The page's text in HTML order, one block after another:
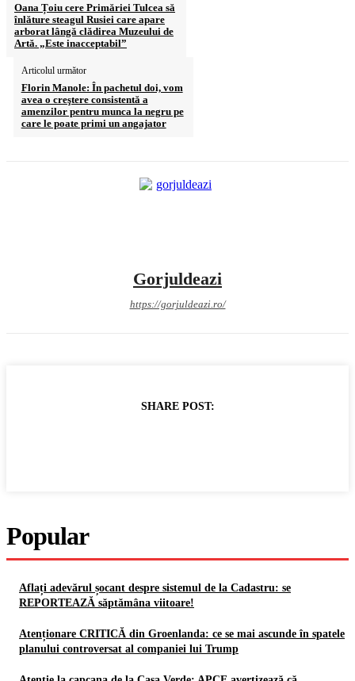
Oana Țoiu cere Primăriei Tulcea să
înlăture steagul Rusiei care apare
arborat lângă clădirea Muzeului de
Artă. „Este inacceptabil”
Articolul următor
Florin Manole: În pachetul doi, vom
avea o creştere consistentă a
amenzilor pentru munca la negru pe
care le poate primi un angajator
Gorjuldeazi
https://gorjuldeazi.ro/
SHARE POST:
Popular
Aflați adevărul șocant despre sistemul de la Cadastru: se
REPORTEAZĂ săptămâna viitoare!
Atenționare CRITICĂ din Groenlanda: ce se mai ascunde în spatele
planului controversat al companiei lui Trump